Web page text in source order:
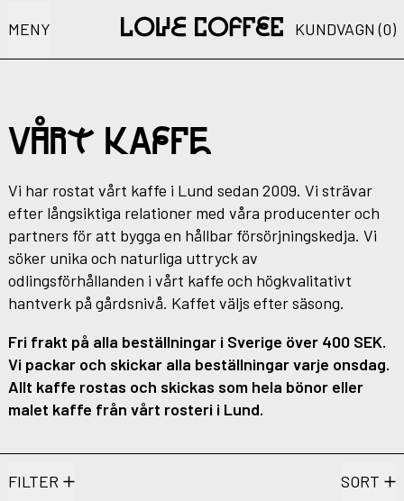
MENY KUNDVAGN (0)
VÅRT KAFFE
Vi har rostat vårt kaffe i Lund sedan 2009. Vi strävar
efter långsiktiga relationer med våra producenter och
partners för att bygga en hållbar försörjningskedja. Vi
söker unika och naturliga uttryck av
odlingsförhållanden i vårt kaffe och högkvalitativt
hantverk på gårdsnivå. Kaffet väljs efter säsong.
Fri frakt på alla beställningar i Sverige över 400 SEK.
Vi packar och skickar alla beställningar varje onsdag.
Allt kaffe rostas och skickas som hela bönor eller
malet kaffe från vårt rosteri i Lund.
FILTER
SORT